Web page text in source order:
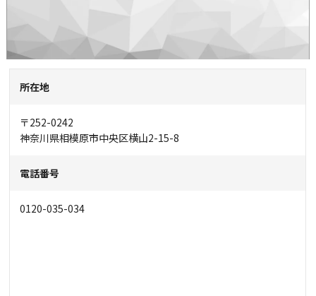
所在地
〒252-0242
神奈川県相模原市中央区横山2-15-8
電話番号
0120-035-034